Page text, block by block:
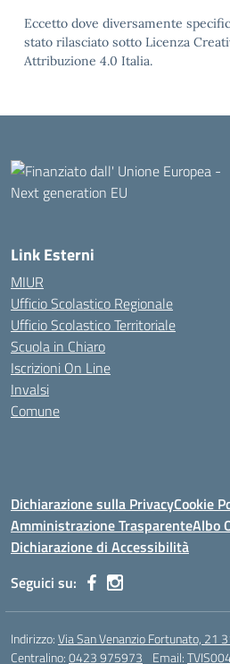
Eccetto dove diversamente
stato rilasciato sotto Licenza
Attribuzione 4.0 Italia.
Link Esterni
MIUR
Ufficio Scolastico Regionale
Ufficio Scolastico Territoriale
Scuola in Chiaro
Iscrizioni On Line
Invalsi
Comune
Dichiarazione sulla PrivacyCookie
Amministrazione TrasparenteAlbo
Dichiarazione di Accessibilità
Seguici su:
Indirizzo:Via San Venanzio Fortunato, 21
Centralino:0423 975973 Email: